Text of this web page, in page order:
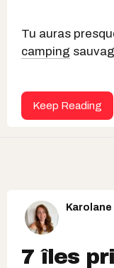
Tu auras
camping
Keep Reading
7 îles